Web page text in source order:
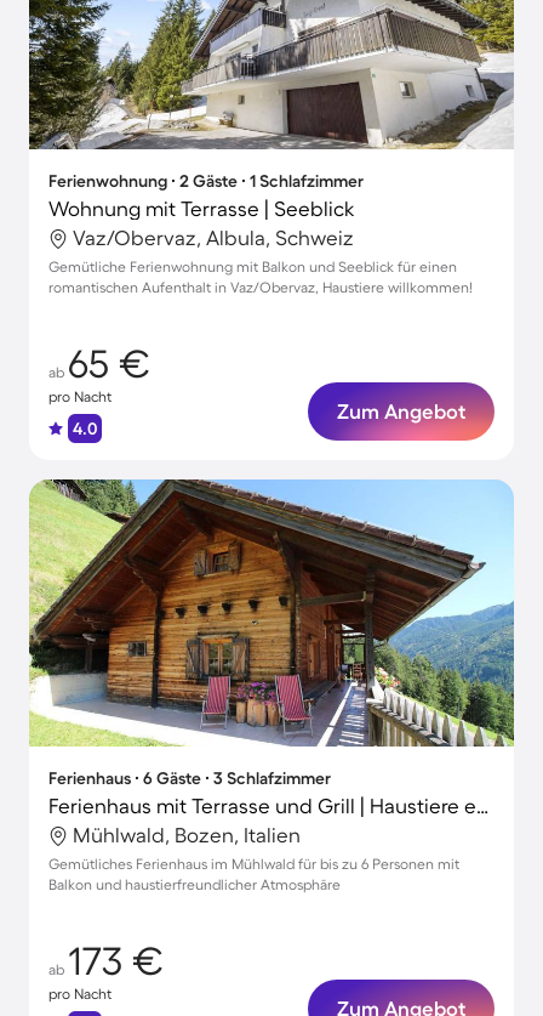
Ferienwohnung ∙ 2 Gäste ∙ 1 Schlafzimmer
Wohnung mit Terrasse | Seeblick
Vaz/Obervaz, Albula, Schweiz
Gemütliche Ferienwohnung mit Balkon und Seeblick für einen
romantischen Aufenthalt in Vaz/Obervaz, Haustiere willkommen!
ab 65 €
pro Nacht
4.0
Zum Angebot
Ferienhaus ∙ 6 Gäste ∙ 3 Schlafzimmer
Ferienhaus mit Terrasse und Grill | Haustiere erlaubt
Mühlwald, Bozen, Italien
Gemütliches Ferienhaus im Mühlwald für bis zu 6 Personen mit
Balkon und haustierfreundlicher Atmosphäre
ab 173 €
pro Nacht
Zum Angebot